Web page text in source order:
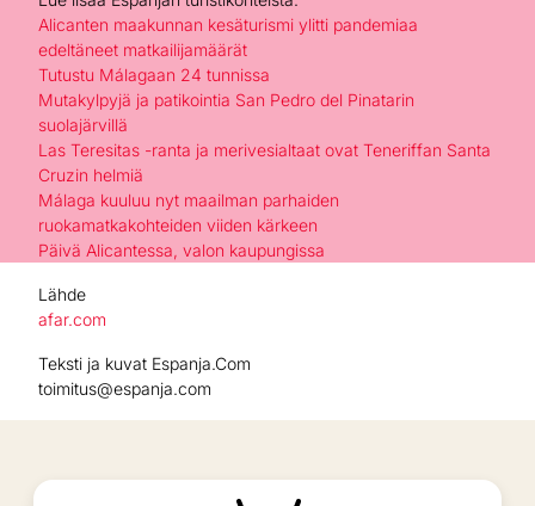
Alicanten maakunnan kesäturismi ylitti pandemiaa
edeltäneet matkailijamäärät
Tutustu Málagaan 24 tunnissa
Mutakylpyjä ja patikointia San Pedro del Pinatarin
suolajärvillä
Las Teresitas -ranta ja merivesialtaat ovat Teneriffan Santa
Cruzin helmiä
Málaga kuuluu nyt maailman parhaiden
ruokamatkakohteiden viiden kärkeen
Päivä Alicantessa, valon kaupungissa
Lähde
afar.com
Teksti ja kuvat Espanja.Com
toimitus@espanja.com